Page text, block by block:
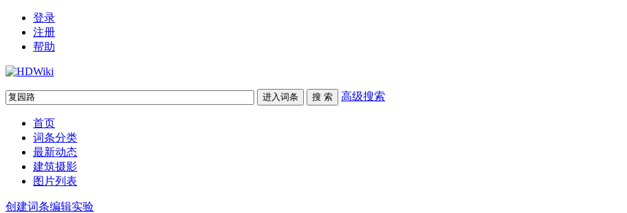
登录
注册
帮助
高级搜索
首页
词条分类
最新动态
建筑摄影
图片列表
创建词条编辑实验